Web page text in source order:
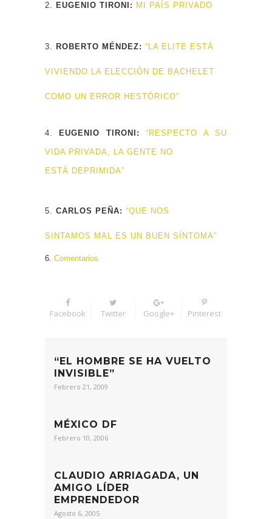
2. EUGENIO TIRONI: MI PAÍS PRIVADO
3. ROBERTO MÉNDEZ: “LA ELITE ESTÁ
VIVIENDO LA ELECCIÓN DE BACHELET
COMO UN ERROR HESTÓRICO”
4. EUGENIO TIRONI: “RESPECTO A SU
VIDA PRIVADA, LA GENTE NO
ESTÁ DEPRIMIDA”
5. CARLOS PEÑA: “QUE NOS
SINTAMOS MAL ES UN BUEN SÍNTOMA”
6. Comentarios
Facebook Twitter Google+ Pinterest
“EL HOMBRE SE HA VUELTO
INVISIBLE”
Febrero 21, 2009
MÉXICO DF
Febrero 10, 2006
CLAUDIO ARRIAGADA, UN
AMIGO LÍDER
EMPRENDEDOR
Agosto 6, 2005